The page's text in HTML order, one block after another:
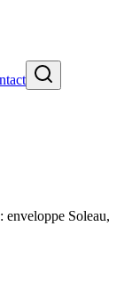
enveloppe Soleau,